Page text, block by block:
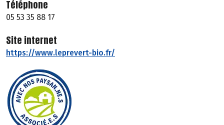
Téléphone
05 53 35 88 17
Site internet
https://www.leprevert-bio.fr/